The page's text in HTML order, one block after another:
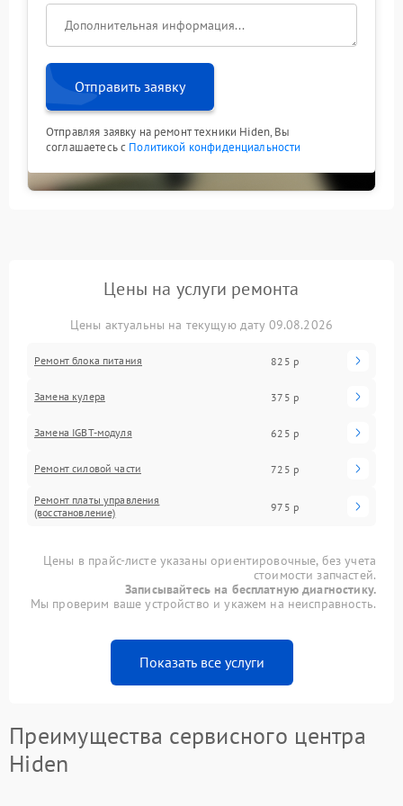
Отправить заявку
Отправляя заявку на ремонт техники Hiden, Вы
соглашаетесь с Политикой конфиденциальности
Цены на услуги ремонта
Цены актуальны на текущую дату 09.08.2026
Ремонт блока питания 825 р
Замена кулера 375 р
Замена IGBT-модуля 625 р
Ремонт силовой части 725 р
Ремонт платы управления
(восстановление)
975 р
Цены в прайс-листе указаны ориентировочные, без учета
стоимости запчастей.
Записывайтесь на бесплатную диагностику.
Мы проверим ваше устройство и укажем на неисправность.
Показать все услуги
Преимущества сервисного центра
Hiden